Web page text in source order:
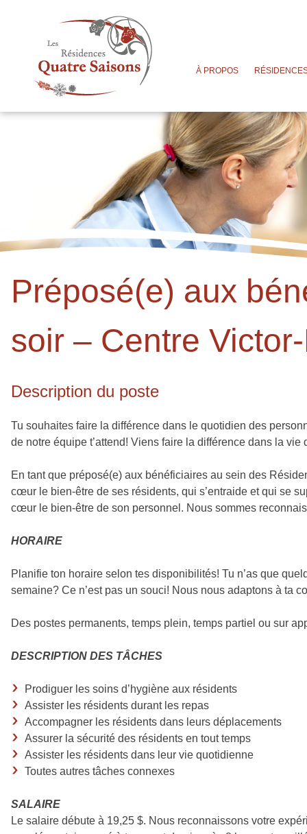
À PROPOS
Préposé(e) aux
soir – Centre
Description du poste
Tu souhaites faire la différence dans le quotidien des
de notre équipe t’attend! Viens faire la différence dans la
En tant que préposé(e) aux bénéficiaires au sein des
cœur le bien-être de ses résidents, qui s’entraide et qui se
cœur le bien-être de son personnel. Nous sommes
HORAIRE
Planifie ton horaire selon tes disponibilités! Tu n’as que
semaine? Ce n’est pas un souci! Nous nous adaptons à ta
Des postes permanents, temps plein, temps partiel ou sur
DESCRIPTION DES TÂCHES
Prodiguer les soins d’hygiène aux résidents
Assister les résidents durant les repas
Accompagner les résidents dans leurs déplacements
Assurer la sécurité des résidents en tout temps
Assister les résidents dans leur vie quotidienne
Toutes autres tâches connexes
SALAIRE
Le salaire débute à 19,25 $. Nous reconnaissons votre